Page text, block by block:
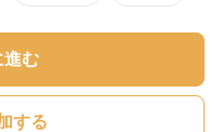
進む
する